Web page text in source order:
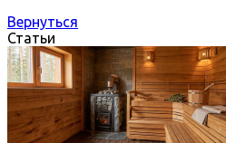
Вернуться
Статьи